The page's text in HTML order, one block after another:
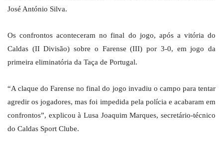
José António Silva.
Os confrontos aconteceram no final do jogo, após a vitória do
Caldas (II Divisão) sobre o Farense (III) por 3-0, em jogo da
primeira eliminatória da Taça de Portugal.
“A claque do Farense no final do jogo invadiu o campo para tentar
agredir os jogadores, mas foi impedida pela polícia e acabaram em
confrontos”, explicou à Lusa Joaquim Marques, secretário-técnico
do Caldas Sport Clube.